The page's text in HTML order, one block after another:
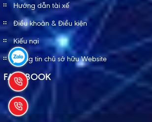
Hướng dẫn tài xế
Điều khoản & Điều kiện
Kiếu nại
Thông tin chủ sở hữu Website
FACEBOOK